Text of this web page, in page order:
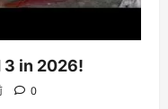
3 in 2026!
0